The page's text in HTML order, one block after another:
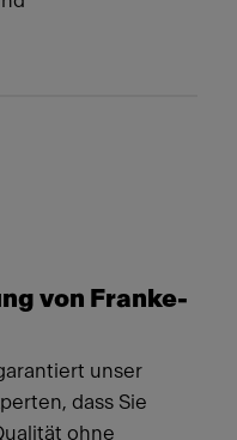
von Franke-
unser
dass Sie
ohne